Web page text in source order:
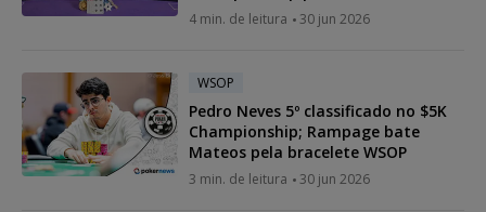
4 min. de leitura 30 jun 2026
WSOP
Pedro Neves 5º classificado no $5K
Championship; Rampage bate
Mateos pela bracelete WSOP
3 min. de leitura 30 jun 2026